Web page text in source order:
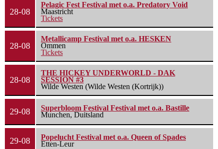
28-08
Pelagic Fest Festival met o.a. Predatory Void
Maastricht
Tickets
28-08
Metallicamp Festival met o.a. HESKEN
Ommen
Tickets
28-08
THE HICKEY UNDERWORLD - DAK
SESSION #3
Wilde Westen (Wilde Westen (Kortrijk))
29-08
Superbloom Festival Festival met o.a. Bastille
Munchen, Duitsland
29-08
Popelucht Festival met o.a. Queen of Spades
Etten-Leur